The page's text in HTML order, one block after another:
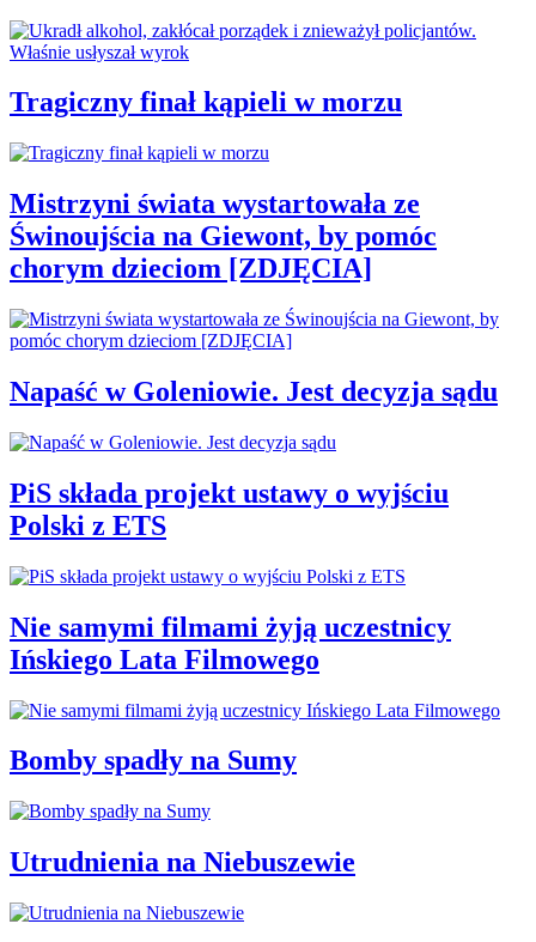
Tragiczny finał kąpieli w morzu
Mistrzyni świata wystartowała ze
Świnoujścia na Giewont, by pomóc
chorym dzieciom [ZDJĘCIA]
Napaść w Goleniowie. Jest decyzja sądu
PiS składa projekt ustawy o wyjściu
Polski z ETS
Nie samymi filmami żyją uczestnicy
Ińskiego Lata Filmowego
Bomby spadły na Sumy
Utrudnienia na Niebuszewie